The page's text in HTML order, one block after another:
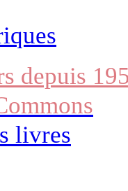
depuis
livres